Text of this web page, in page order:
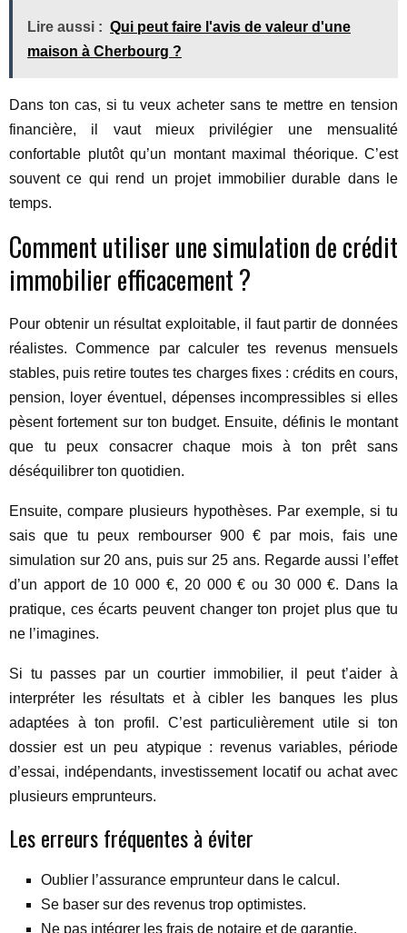
Lire aussi : Qui peut faire l'avis de valeur d'une
maison à Cherbourg ?
Dans ton cas, si tu veux acheter sans te mettre en tension
financière, il vaut mieux privilégier une mensualité
confortable plutôt qu’un montant maximal théorique. C’est
souvent ce qui rend un projet immobilier durable dans le
temps.
Comment utiliser une simulation de crédit
immobilier efficacement ?
Pour obtenir un résultat exploitable, il faut partir de données
réalistes. Commence par calculer tes revenus mensuels
stables, puis retire toutes tes charges fixes : crédits en cours,
pension, loyer éventuel, dépenses incompressibles si elles
pèsent fortement sur ton budget. Ensuite, définis le montant
que tu peux consacrer chaque mois à ton prêt sans
déséquilibrer ton quotidien.
Ensuite, compare plusieurs hypothèses. Par exemple, si tu
sais que tu peux rembourser 900 € par mois, fais une
simulation sur 20 ans, puis sur 25 ans. Regarde aussi l’effet
d’un apport de 10 000 €, 20 000 € ou 30 000 €. Dans la
pratique, ces écarts peuvent changer ton projet plus que tu
ne l’imagines.
Si tu passes par un courtier immobilier, il peut t’aider à
interpréter les résultats et à cibler les banques les plus
adaptées à ton profil. C’est particulièrement utile si ton
dossier est un peu atypique : revenus variables, période
d’essai, indépendants, investissement locatif ou achat avec
plusieurs emprunteurs.
Les erreurs fréquentes à éviter
Oublier l’assurance emprunteur dans le calcul.
Se baser sur des revenus trop optimistes.
Ne pas intégrer les frais de notaire et de garantie.